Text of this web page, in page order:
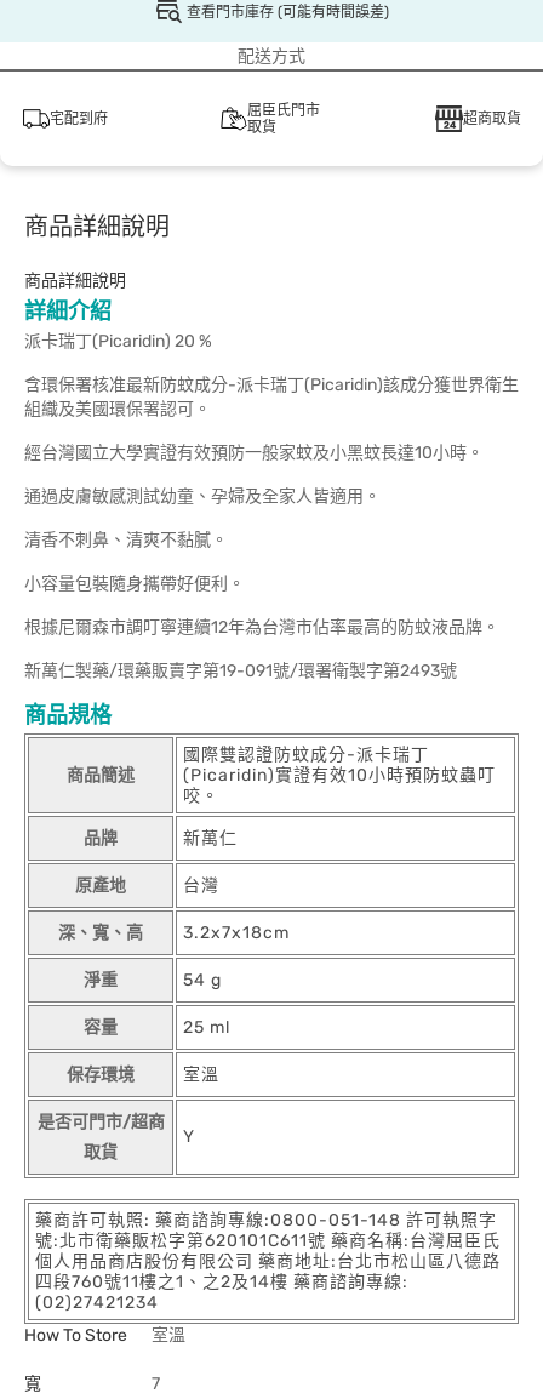
查看門市庫存 (可能有時間誤差)
配送方式
宅配到府
屈臣氏門市
取貨
超商取貨
商品詳細說明
商品詳細說明
詳細介紹
派卡瑞丁(Picaridin) 20 %
含環保署核准最新防蚊成分-派卡瑞丁(Picaridin)該成分獲世界衛生
組織及美國環保署認可。
經台灣國立大學實證有效預防一般家蚊及小黑蚊長達10小時。
通過皮膚敏感測試幼童、孕婦及全家人皆適用。
清香不刺鼻、清爽不黏膩。
小容量包裝隨身攜帶好便利。
根據尼爾森市調叮寧連續12年為台灣市佔率最高的防蚊液品牌。
新萬仁製藥/環藥販賣字第19-091號/環署衛製字第2493號
商品規格
商品簡述
國際雙認證防蚊成分-派卡瑞丁
(Picaridin)實證有效10小時預防蚊蟲叮
咬。
品牌 新萬仁
原產地 台灣
深、寬、高 3.2x7x18cm
淨重 54 g
容量 25 ml
保存環境 室溫
是否可門市/超商
取貨
Y
藥商許可執照: 藥商諮詢專線:0800-051-148 許可執照字
號:北市衛藥販松字第620101C611號 藥商名稱:台灣屈臣氏
個人用品商店股份有限公司 藥商地址:台北市松山區八德路
四段760號11樓之1、之2及14樓 藥商諮詢專線:
(02)27421234
How To Store
室溫
寬 7